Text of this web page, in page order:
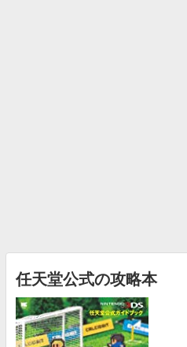
任天堂公式の攻略本